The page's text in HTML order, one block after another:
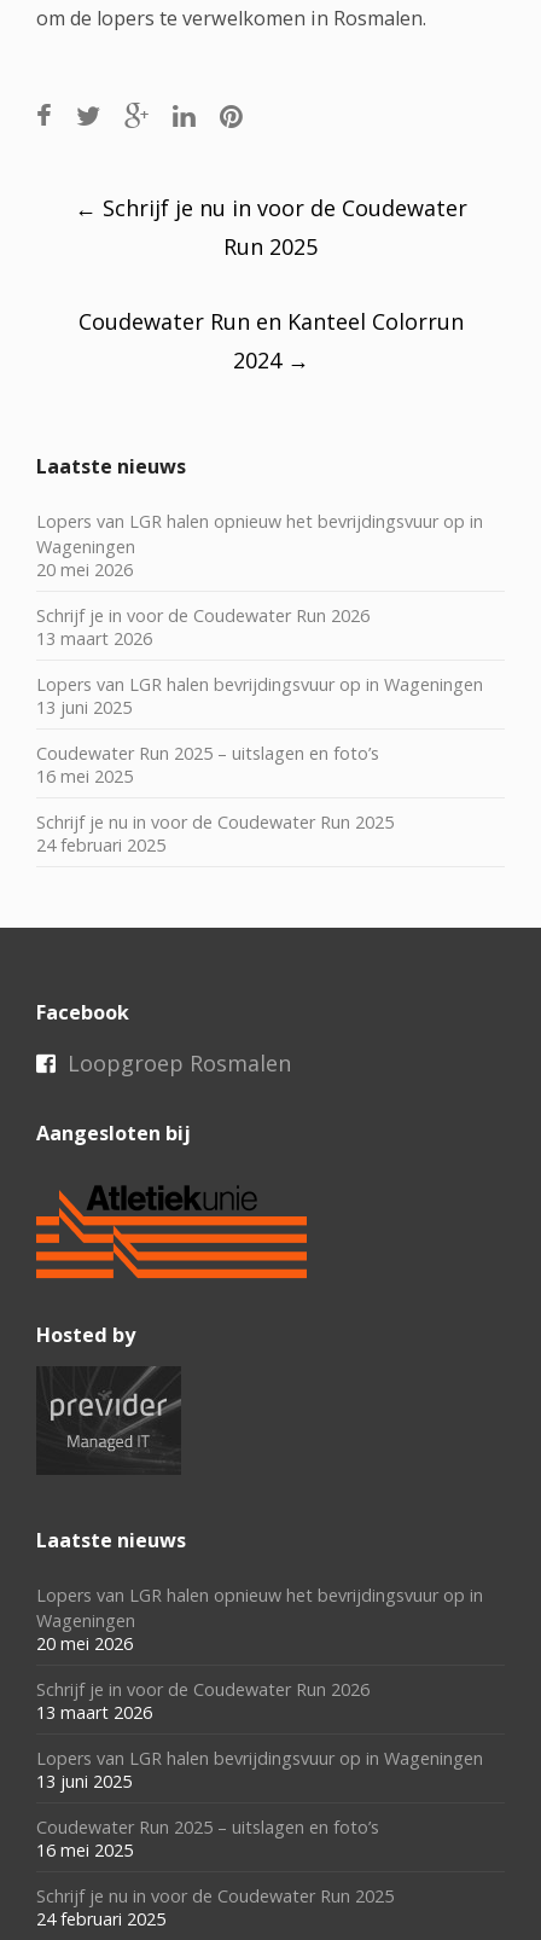
om de lopers te verwelkomen in Rosmalen.
navigation
← Schrijf je nu in voor de Coudewater
Run 2025
Coudewater Run en Kanteel Colorrun
2024 →
Laatste nieuws
Lopers van LGR halen opnieuw het bevrijdingsvuur op in
Wageningen
20 mei 2026
Schrijf je in voor de Coudewater Run 2026
13 maart 2026
Lopers van LGR halen bevrijdingsvuur op in Wageningen
13 juni 2025
Coudewater Run 2025 – uitslagen en foto’s
16 mei 2025
Schrijf je nu in voor de Coudewater Run 2025
24 februari 2025
Facebook
Loopgroep Rosmalen
Aangesloten bij
Hosted by
Laatste nieuws
Lopers van LGR halen opnieuw het bevrijdingsvuur op in
Wageningen
20 mei 2026
Schrijf je in voor de Coudewater Run 2026
13 maart 2026
Lopers van LGR halen bevrijdingsvuur op in Wageningen
13 juni 2025
Coudewater Run 2025 – uitslagen en foto’s
16 mei 2025
Schrijf je nu in voor de Coudewater Run 2025
24 februari 2025